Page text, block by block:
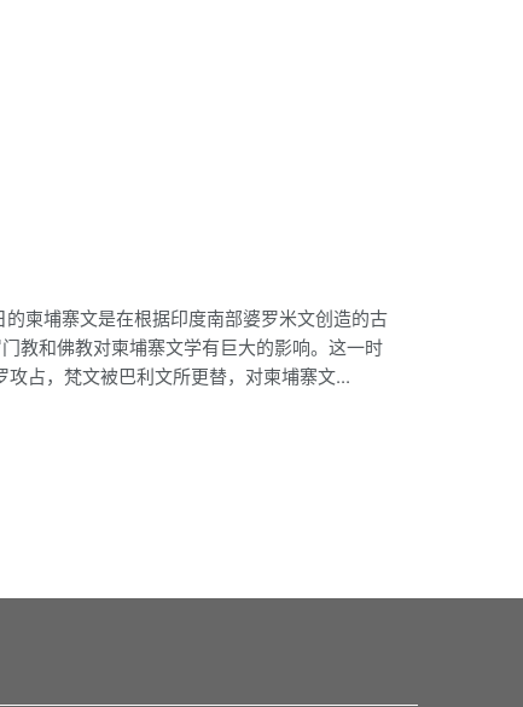
柬埔寨文是在根据印度南部婆罗米文创造的古
教和佛教对柬埔寨文学有巨大的影响。这一时
占，梵文被巴利文所更替，对柬埔寨文...